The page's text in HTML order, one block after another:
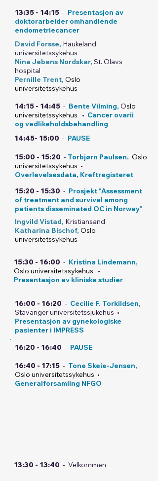
13:35 - 14:15 - Presentasjon av
doktorarbeider omhandlende
endometriecancer
David Forsse, Haukeland
universitetssykehus
Nina Jebens Nordskar, St. Olavs
hospital
Pernille Trent, Oslo
universitetssykehus
14:15 - 14:45 - Bente Vilming, Oslo
universitetssykehus • Cancer ovarii
og vedlikeholdsbehandling
14:45- 15:00 - PAUSE
15:00 - 15:20 - Torbjørn Paulsen, Oslo
universitetssykehus •
Overlevelsesdata, Kreftregisteret
15:20 - 15:30 - Prosjekt "Assessment
of treatment and survival among
patients disseminated OC in Norway"
Ingvild Vistad, Kristiansand
Katharina Bischof, Oslo
universitetssykehus
15:30 - 16:00 - Kristina Lindemann,
Oslo universitetssykehus
•
Presentasjon av kliniske studier
16:00 - 16:20 - Cecilie F. Torkildsen,
Stavanger universitetssjukehus •
Presentasjon av gynekologiske
pasienter i IMPRESS
16:20 - 16:40 - PAUSE
16:40 - 17:15 - Tone Skeie-Jensen,
Oslo universitetssykehus •
Generalforsamling NFGO
13:30 - 13:40 - Velkommen